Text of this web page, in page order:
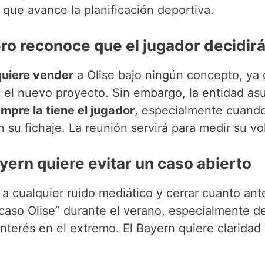
avance la planificación deportiva.
reconoce que el jugador decidirá
vender a Olise bajo ningún concepto, ya
nuevo proyecto. Sin embargo, la entidad
la tiene el jugador, especialmente
fichaje. La reunión servirá para medir su
quiere evitar un caso abierto
cualquier ruido mediático y cerrar cuanto
Olise” durante el verano, especialmente
en el extremo. El Bayern quiere claridad